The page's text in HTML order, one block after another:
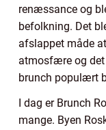
renæssance og
befolkning. Det
afslappet måde
atmosfære og
brunch populært
I dag er Brunch
mange. Byen